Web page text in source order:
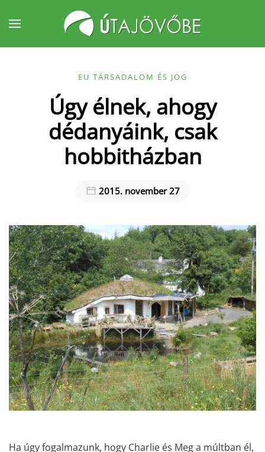
Fő tartalom átugrása
EU TÁRSADALOM ÉS JOG
Úgy élnek, ahogy
dédanyáink, csak
hobbitházban
2015. november 27
Ha úgy fogalmazunk, hogy Charlie és Meg a múltban él,